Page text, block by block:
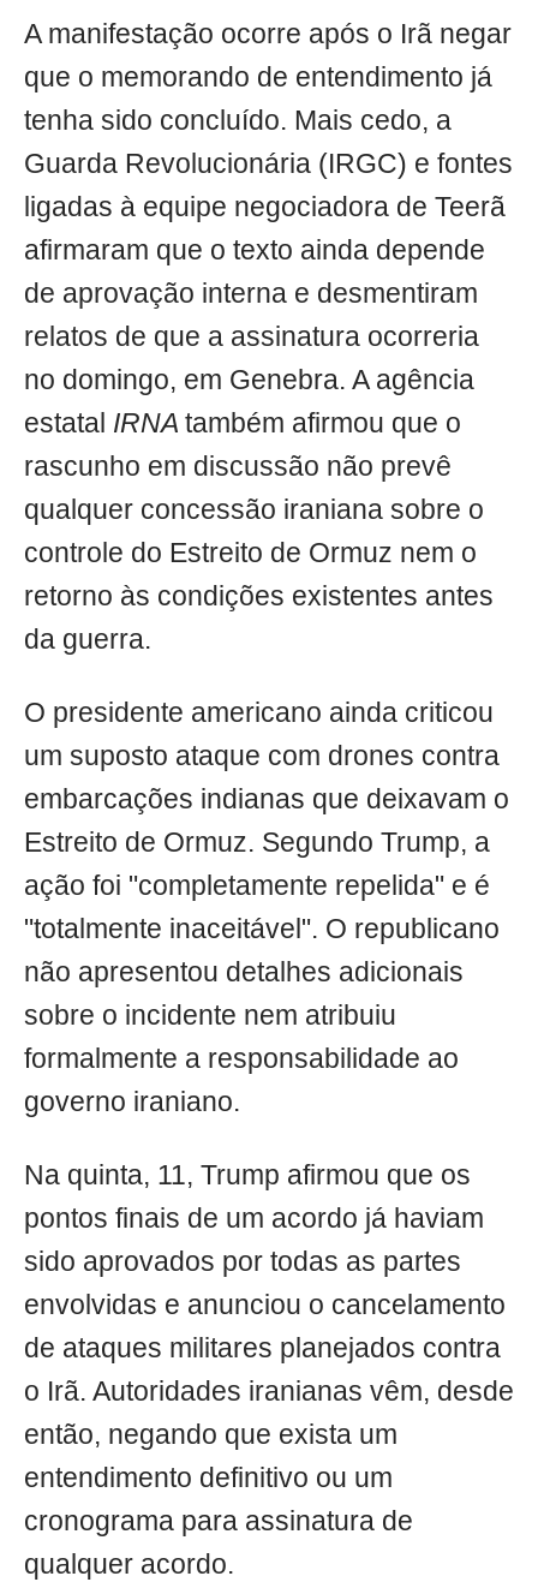
A manifestação ocorre após o Irã negar
que o memorando de entendimento já
tenha sido concluído. Mais cedo, a
Guarda Revolucionária (IRGC) e fontes
ligadas à equipe negociadora de Teerã
afirmaram que o texto ainda depende
de aprovação interna e desmentiram
relatos de que a assinatura ocorreria
no domingo, em Genebra. A agência
estatal IRNA também afirmou que o
rascunho em discussão não prevê
qualquer concessão iraniana sobre o
controle do Estreito de Ormuz nem o
retorno às condições existentes antes
da guerra.
O presidente americano ainda criticou
um suposto ataque com drones contra
embarcações indianas que deixavam o
Estreito de Ormuz. Segundo Trump, a
ação foi "completamente repelida" e é
"totalmente inaceitável". O republicano
não apresentou detalhes adicionais
sobre o incidente nem atribuiu
formalmente a responsabilidade ao
governo iraniano.
Na quinta, 11, Trump afirmou que os
pontos finais de um acordo já haviam
sido aprovados por todas as partes
envolvidas e anunciou o cancelamento
de ataques militares planejados contra
o Irã. Autoridades iranianas vêm, desde
então, negando que exista um
entendimento definitivo ou um
cronograma para assinatura de
qualquer acordo.